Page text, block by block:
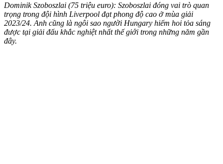
Dominik Szoboszlai (75 triệu euro): Szoboszlai đóng vai trò quan
trọng trong đội hình Liverpool đạt phong độ cao ở mùa giải
2023/24. Anh cũng là ngôi sao người Hungary hiếm hoi tỏa sáng
được tại giải đấu khắc nghiệt nhất thế giới trong những năm gần
đây.